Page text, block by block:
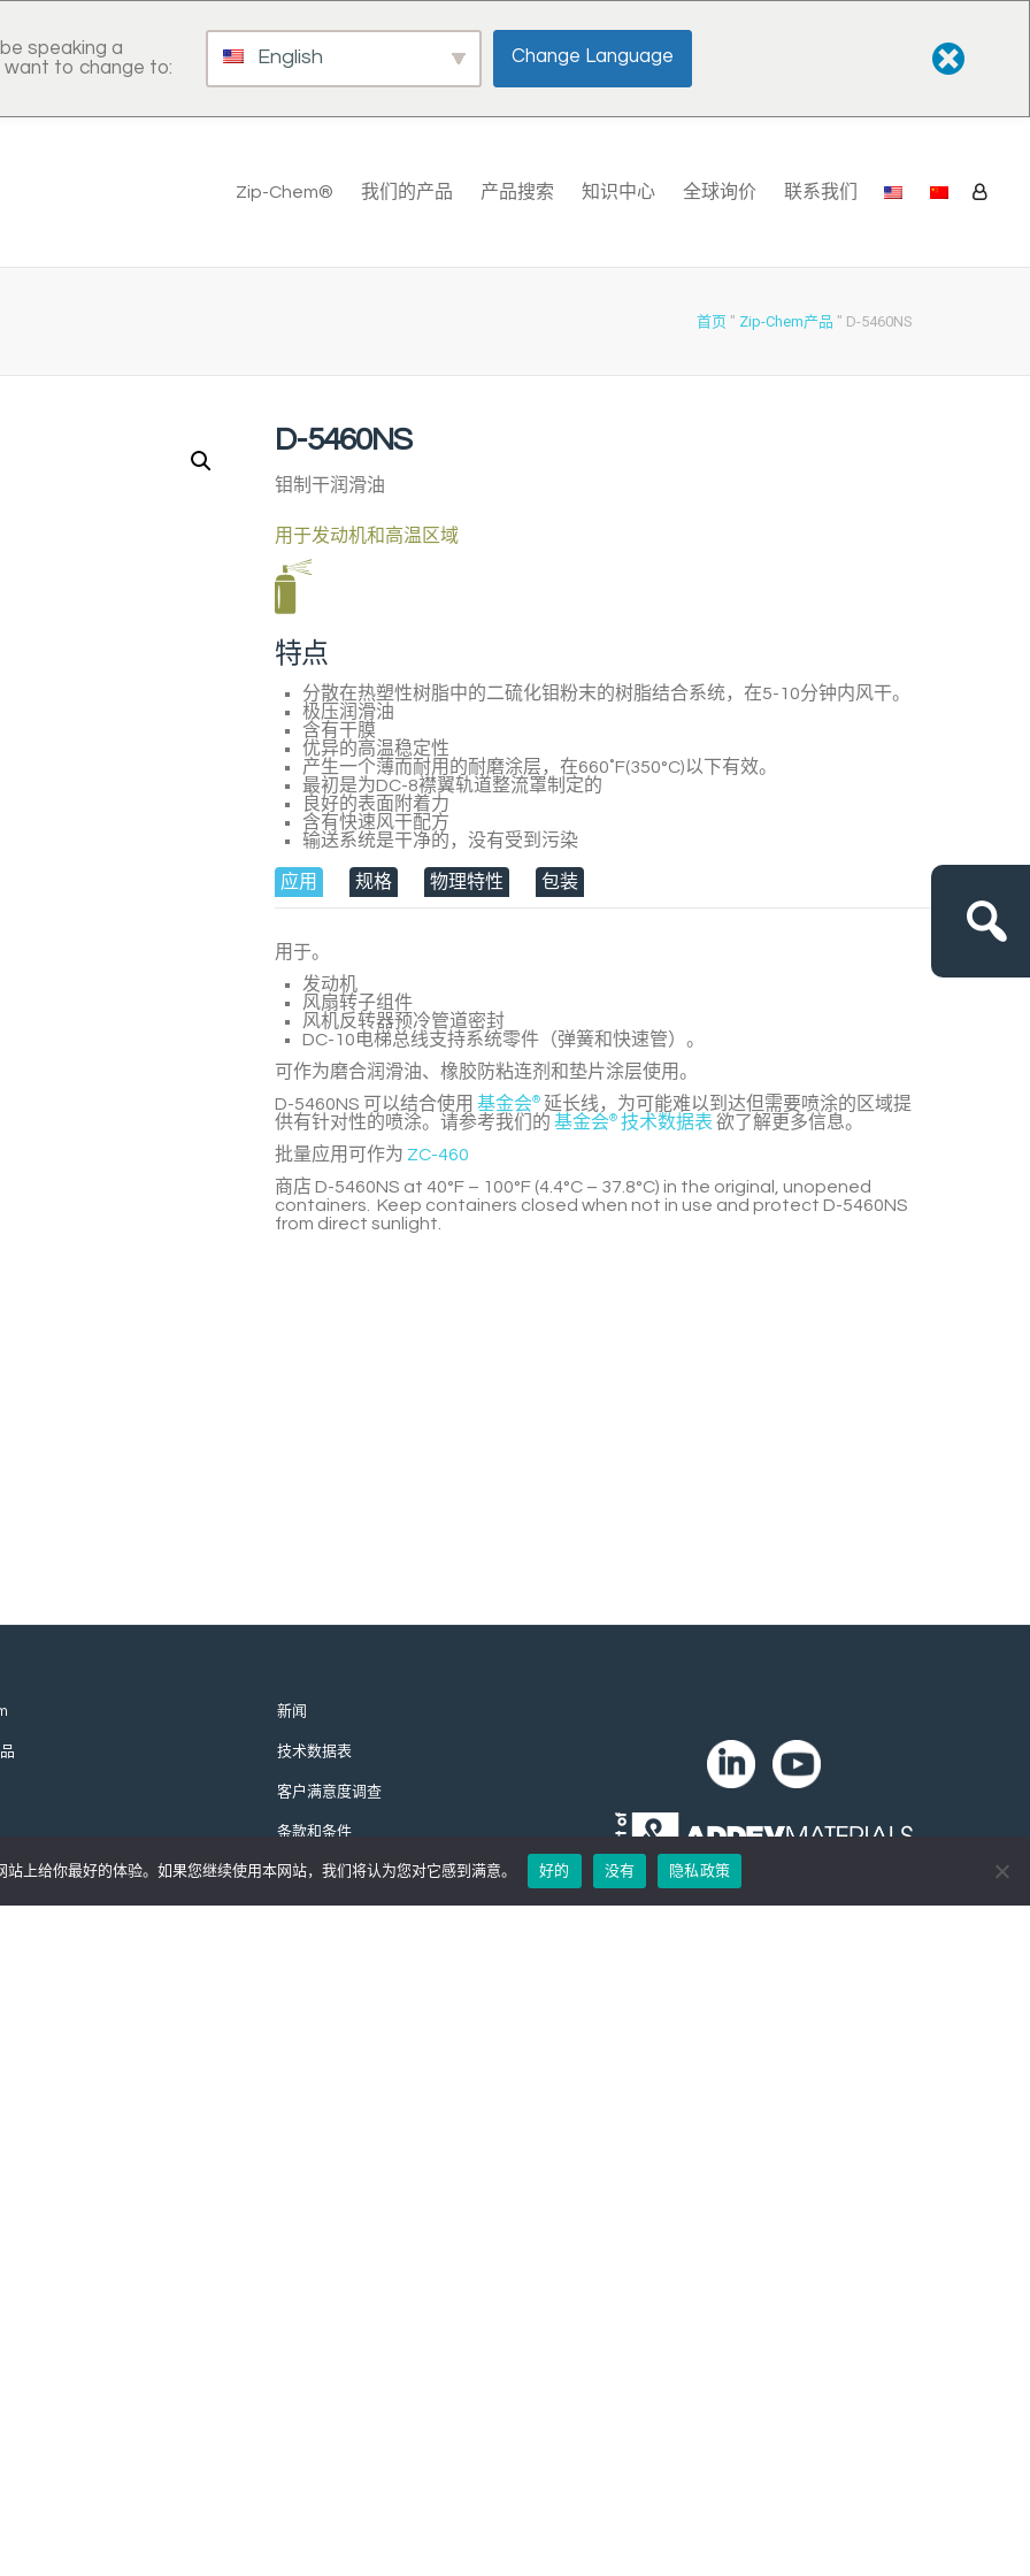
speaking a
to change to:
English Change Language
Zip-Chem® 我们的产品 产品搜索 知识中心 全球询价 联系我们
首页 " Zip-Chem产品 " D-5460NS
D-5460NS
钼制干润滑油
用于发动机和高温区域
特点
分散在热塑性树脂中的二硫化钼粉末的树脂结合系统，在5-10分钟内风干。
极压润滑油
含有干膜
优异的高温稳定性
产生一个薄而耐用的耐磨涂层，在660˚F(350°C)以下有效。
最初是为DC-8襟翼轨道整流罩制定的
良好的表面附着力
含有快速风干配方
输送系统是干净的，没有受到污染
应用 规格 物理特性 包装
用于。
发动机
风扇转子组件
风机反转器预冷管道密封
DC-10电梯总线支持系统零件（弹簧和快速管）。
可作为磨合润滑油、橡胶防粘连剂和垫片涂层使用。
D-5460NS 可以结合使用 基金会® 延长线，为可能难以到达但需要喷涂的区域提
供有针对性的喷涂。请参考我们的 基金会® 技术数据表 欲了解更多信息。
批量应用可作为 ZC-460
商店 D-5460NS at 40°F – 100°F (4.4°C – 37.8°C) in the original, unopened
containers. Keep containers closed when not in use and protect D-5460NS
from direct sunlight.
新闻
技术数据表
客户满意度调查
条款和条件
隐私政策
版权 2024 年。Zip-Chem® 产品。
上给你最好的体验。如果您继续使用本网站，我们将认为您对它感到满意。 好的 没有 隐私政策